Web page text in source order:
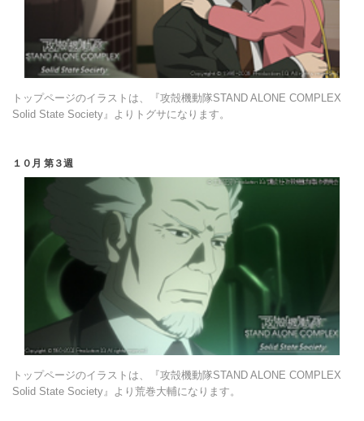
トップページのイラストは、『攻殻機動隊STAND ALONE COMPLEX
Solid State Society』よりトグサになります。
１０月 第３週
トップページのイラストは、『攻殻機動隊STAND ALONE COMPLEX
Solid State Society』より荒巻大輔になります。